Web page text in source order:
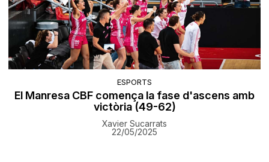
ESPORTS
El Manresa CBF comença la fase d'ascens amb
victòria (49-62)
Xavier Sucarrats
22/05/2025